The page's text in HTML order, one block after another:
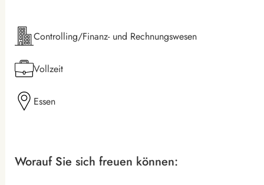
Controlling/Finanz- und Rechnungswesen
Vollzeit
Essen
Worauf Sie sich freuen können: